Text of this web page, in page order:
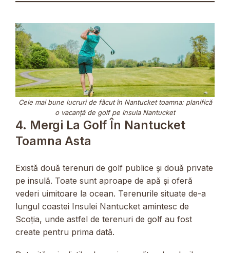
Cele mai bune lucruri de făcut în Nantucket toamna: planifică
o vacanță de golf pe Insula Nantucket
4. Mergi La Golf În Nantucket
Toamna Asta
Există două terenuri de golf publice și două private
pe insulă. Toate sunt aproape de apă și oferă
vederi uimitoare la ocean. Terenurile situate de-a
lungul coastei Insulei Nantucket amintesc de
Scoția, unde astfel de terenuri de golf au fost
create pentru prima dată.